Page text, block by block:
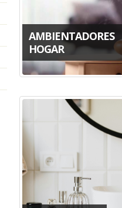
AMBIENTADORES
HOGAR